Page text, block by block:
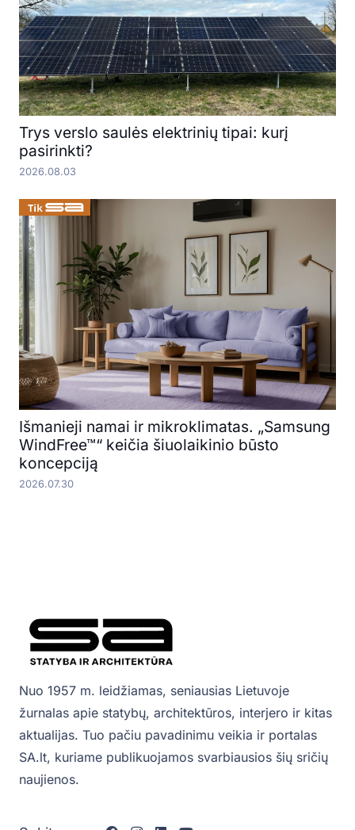
Trys verslo saulės elektrinių tipai: kurį
pasirinkti?
2026.08.03
Išmanieji namai ir mikroklimatas. „Samsung
WindFree™“ keičia šiuolaikinio būsto
koncepciją
2026.07.30
Nuo 1957 m. leidžiamas, seniausias Lietuvoje
žurnalas apie statybų, architektūros, interjero ir kitas
aktualijas. Tuo pačiu pavadinimu veikia ir portalas
SA.lt, kuriame publikuojamos svarbiausios šių sričių
naujienos.